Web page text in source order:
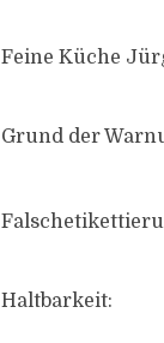
Feine Küche
Grund der
Haltbarkeit: